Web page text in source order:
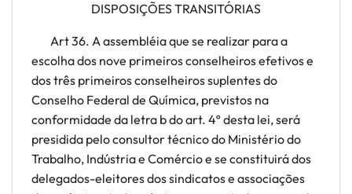
DISPOSIÇÕES TRANSITÓRIAS
Art 36. A assembléia que se realizar para a
escolha dos nove primeiros conselheiros efetivos e
dos três primeiros conselheiros suplentes do
Conselho Federal de Química, previstos na
conformidade da letra bdo art. 4º desta lei, será
presidida pelo consultor técnico do Ministério do
Trabalho, Indústria e Comércio e se constituirá dos
delegados-eleitores dos sindicatos e associações